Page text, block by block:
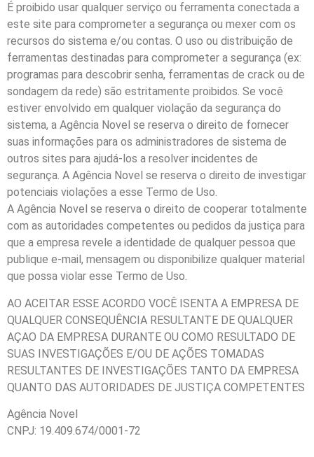
É proibido usar qualquer serviço ou ferramenta conectada a
este site para comprometer a segurança ou mexer com os
recursos do sistema e/ou contas. O uso ou distribuição de
ferramentas destinadas para comprometer a segurança (ex:
programas para descobrir senha, ferramentas de crack ou de
sondagem da rede) são estritamente proibidos. Se você
estiver envolvido em qualquer violação da segurança do
sistema, a Agência Novel se reserva o direito de fornecer
suas informações para os administradores de sistema de
outros sites para ajudá-los a resolver incidentes de
segurança. A Agência Novel se reserva o direito de investigar
potenciais violações a esse Termo de Uso.
A Agência Novel se reserva o direito de cooperar totalmente
com as autoridades competentes ou pedidos da justiça para
que a empresa revele a identidade de qualquer pessoa que
publique e-mail, mensagem ou disponibilize qualquer material
que possa violar esse Termo de Uso.
AO ACEITAR ESSE ACORDO VOCÊ ISENTA A EMPRESA DE
QUALQUER CONSEQUÊNCIA RESULTANTE DE QUALQUER
AÇAO DA EMPRESA DURANTE OU COMO RESULTADO DE
SUAS INVESTIGAÇÕES E/OU DE AÇÕES TOMADAS
RESULTANTES DE INVESTIGAÇÕES TANTO DA EMPRESA
QUANTO DAS AUTORIDADES DE JUSTIÇA COMPETENTES
Agência Novel
CNPJ: 19.409.674/0001-72